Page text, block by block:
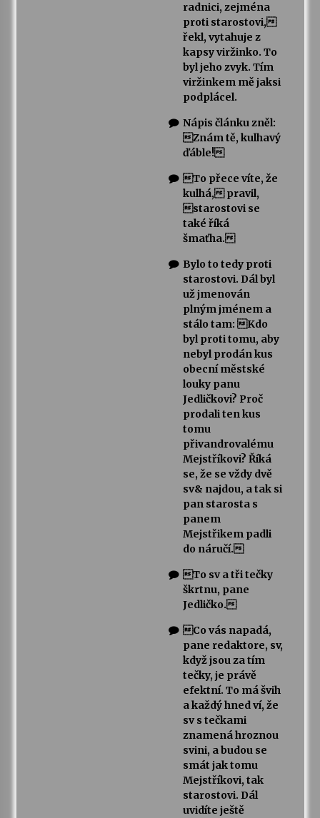
radnici, zejména
proti starostovi,
řekl, vytahuje z
kapsy viržinko. To
byl jeho zvyk. Tím
viržinkem mě jaksi
podplácel.
Nápis článku zněl:
Znám tě, kulhavý
ďáble!
To přece víte, že
kulhá, pravil,
starostovi se
také říká
šmaťha.
Bylo to tedy proti
starostovi. Dál byl
už jmenován
plným jménem a
stálo tam: Kdo
byl proti tomu, aby
nebyl prodán kus
obecní městské
louky panu
Jedličkovi? Proč
prodali ten kus
tomu
přivandrovalému
Mejstříkovi? Říká
se, že se vždy dvě
sv& najdou, a tak si
pan starosta s
panem
Mejstřikem padli
do náručí.
To sv a tři tečky
škrtnu, pane
Jedličko.
Co vás napadá,
pane redaktore, sv,
když jsou za tím
tečky, je právě
efektní. To má švih
a každý hned ví, že
sv s tečkami
znamená hroznou
svini, a budou se
smát jak tomu
Mejstříkovi, tak
starostovi. Dál
uvidíte ještě